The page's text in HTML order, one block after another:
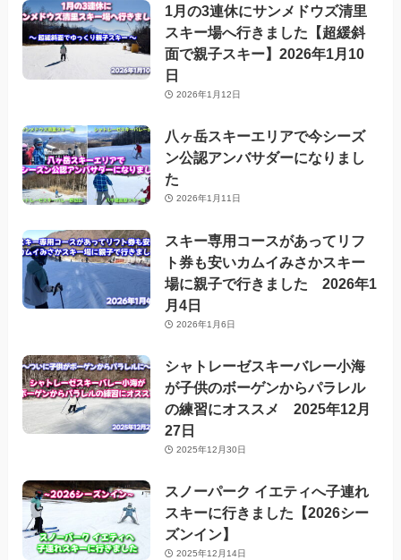
1月の3連休にサンメドウズ清里
スキー場へ行きました【超緩斜
面で親子スキー】2026年1月10
日
2026年1月12日
八ヶ岳スキーエリアで今シーズ
ン公認アンバサダーになりまし
た
2026年1月11日
スキー専用コースがあってリフ
ト券も安いカムイみさかスキー
場に親子で行きました 2026年1
月4日
2026年1月6日
シャトレーゼスキーバレー小海
が子供のボーゲンからパラレル
の練習にオススメ 2025年12月
27日
2025年12月30日
スノーパーク イエティへ子連れ
スキーに行きました【2026シー
ズンイン】
2025年12月14日